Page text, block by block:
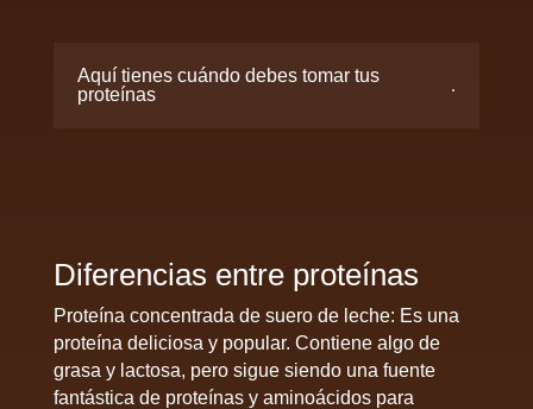
Aquí tienes cuándo debes tomar tus
proteínas
Diferencias entre proteínas
Proteína concentrada de suero de leche: Es una
proteína deliciosa y popular. Contiene algo de
grasa y lactosa, pero sigue siendo una fuente
fantástica de proteínas y aminoácidos para